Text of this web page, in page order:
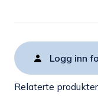
Logg inn
Relaterte